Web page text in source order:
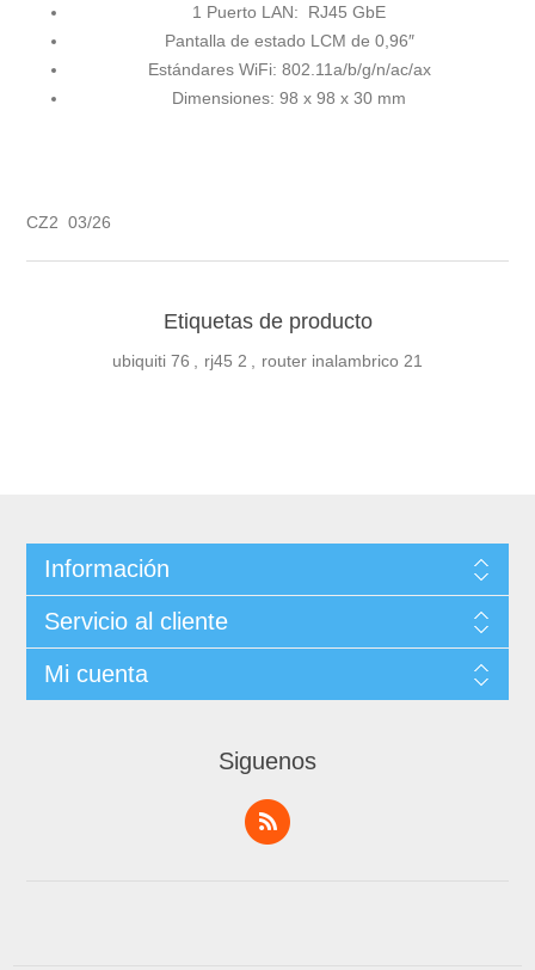
1 Puerto LAN: RJ45 GbE
Pantalla de estado LCM de 0,96″
Estándares WiFi: 802.11a/b/g/n/ac/ax
Dimensiones: 98 x 98 x 30 mm
CZ2 03/26
Etiquetas de producto
ubiquiti 76 , rj45 2 , router inalambrico 21
Información
Servicio al cliente
Mi cuenta
Siguenos